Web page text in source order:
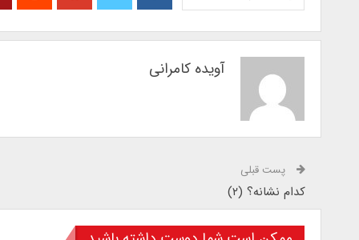
آویده کامرانی
پست قبلی
کدام نشانه؟ (۲)